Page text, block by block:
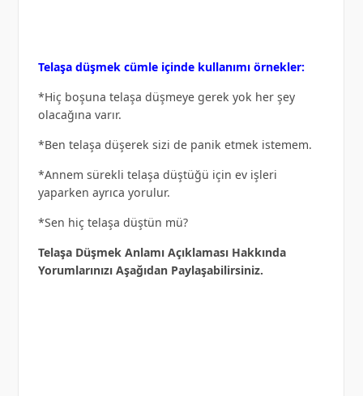
Telaşa düşmek cümle içinde kullanımı örnekler:
*Hiç boşuna telaşa düşmeye gerek yok her şey
olacağına varır.
*Ben telaşa düşerek sizi de panik etmek istemem.
*Annem sürekli telaşa düştüğü için ev işleri
yaparken ayrıca yorulur.
*Sen hiç telaşa düştün mü?
Telaşa Düşmek Anlamı Açıklaması Hakkında
Yorumlarınızı Aşağıdan Paylaşabilirsiniz.